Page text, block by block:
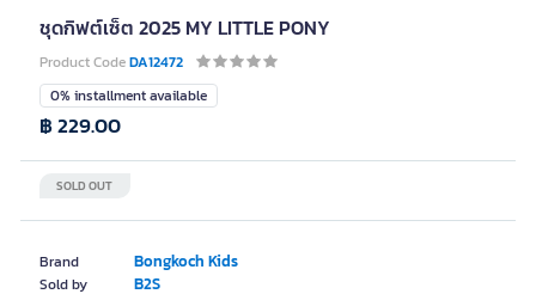
ชุดกิฟต์เซ็ต 2025 MY LITTLE PONY
Product CodeDA12472
Brand Bongkoch Kids
Sold by B2S
0% installment available
SOLD OUT
฿ 229.00